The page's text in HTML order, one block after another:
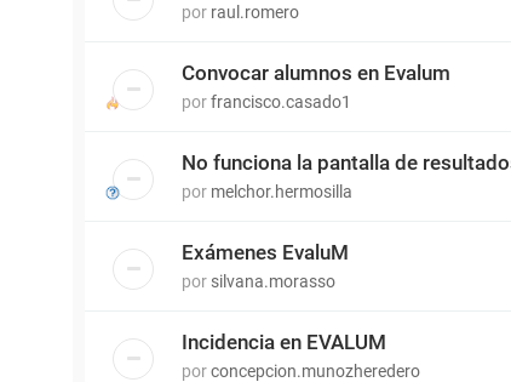
por raul.romero
Convocar alumnos en Evalum
porfrancisco.casado1
No funciona la pantalla de
por melchor.hermosilla
Exámenes EvaluM
por silvana.morasso
Incidencia en EVALUM
porconcepcion.munozheredero